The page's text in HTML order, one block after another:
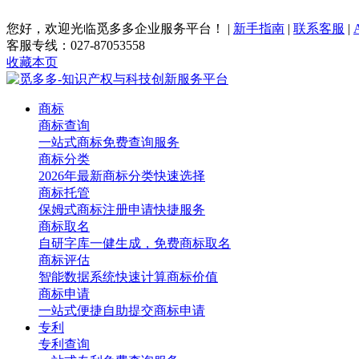
您好，欢迎光临觅多多企业服务平台！ | 新手指南 | 联系客服 |
客服专线：027-87053558
收藏本页
商标
商标查询
一站式商标免费查询服务
商标分类
2026年最新商标分类快速选择
商标托管
保姆式商标注册申请快捷服务
商标取名
自研字库一健生成，免费商标取名
商标评估
智能数据系统快速计算商标价值
商标申请
一站式便捷自助提交商标申请
专利
专利查询